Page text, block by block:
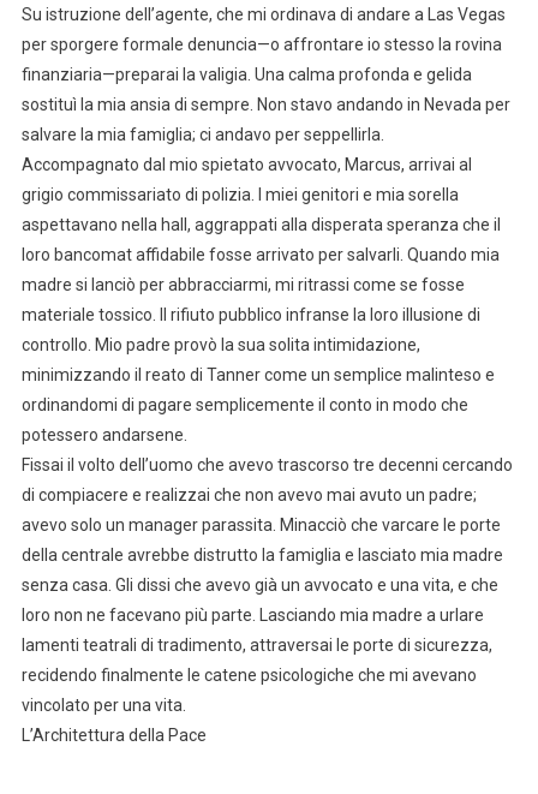
Su istruzione dell’agente, che mi ordinava di andare a Las Vegas
per sporgere formale denuncia—o affrontare io stesso la rovina
finanziaria—preparai la valigia. Una calma profonda e gelida
sostituì la mia ansia di sempre. Non stavo andando in Nevada per
salvare la mia famiglia; ci andavo per seppellirla.
Accompagnato dal mio spietato avvocato, Marcus, arrivai al
grigio commissariato di polizia. I miei genitori e mia sorella
aspettavano nella hall, aggrappati alla disperata speranza che il
loro bancomat affidabile fosse arrivato per salvarli. Quando mia
madre si lanciò per abbracciarmi, mi ritrassi come se fosse
materiale tossico. Il rifiuto pubblico infranse la loro illusione di
controllo. Mio padre provò la sua solita intimidazione,
minimizzando il reato di Tanner come un semplice malinteso e
ordinandomi di pagare semplicemente il conto in modo che
potessero andarsene.
Fissai il volto dell’uomo che avevo trascorso tre decenni cercando
di compiacere e realizzai che non avevo mai avuto un padre;
avevo solo un manager parassita. Minacciò che varcare le porte
della centrale avrebbe distrutto la famiglia e lasciato mia madre
senza casa. Gli dissi che avevo già un avvocato e una vita, e che
loro non ne facevano più parte. Lasciando mia madre a urlare
lamenti teatrali di tradimento, attraversai le porte di sicurezza,
recidendo finalmente le catene psicologiche che mi avevano
vincolato per una vita.
L’Architettura della Pace